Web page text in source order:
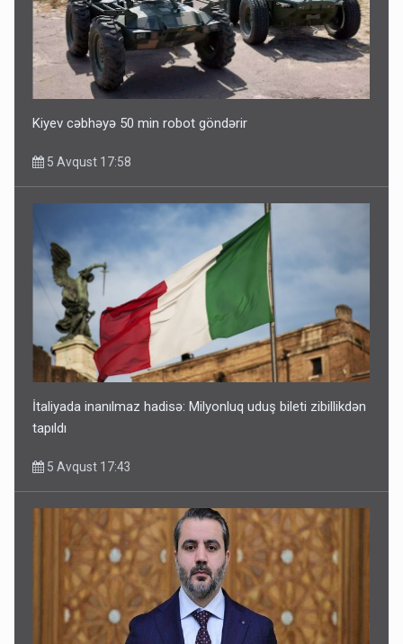
Kiyev cəbhəyə 50 min robot göndərir
5 Avqust 17:58
İtaliyada inanılmaz hadisə: Milyonluq uduş bileti zibillikdən
tapıldı
5 Avqust 17:43